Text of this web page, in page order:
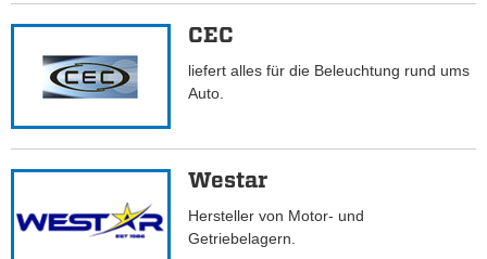
CEC
liefert alles für die Beleuchtung rund ums
Auto.
Westar
Hersteller von Motor- und
Getriebelagern.